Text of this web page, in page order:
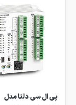
پی ال سی دلتا مدل